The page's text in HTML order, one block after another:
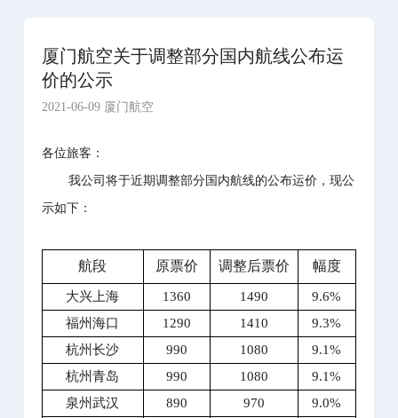
厦门航空关于调整部分国内航线公布运
价的公示
2021-06-09 厦门航空
各位旅客：
我公司将于近期调整部分国内航线的公布运价，现公
示如下：
航段 原票价 调整后票价 幅度
大兴上海 1360 1490
9.6%
福州海口
1290 1410
9.3%
杭州长沙
990 1080
9.1%
杭州青岛
990 1080
9.1%
泉州武汉
890 970
9.0%